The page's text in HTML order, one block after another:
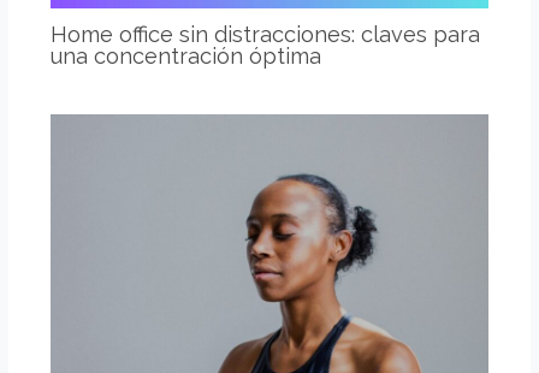
Home office sin distracciones: claves para
una concentración óptima